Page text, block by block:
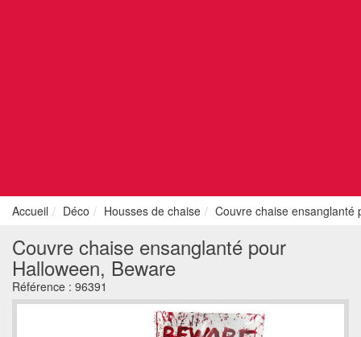
Accueil Déco Housses de chaise Couvre chaise ensanglanté
Couvre chaise ensanglanté pour
Halloween, Beware
Référence : 96391